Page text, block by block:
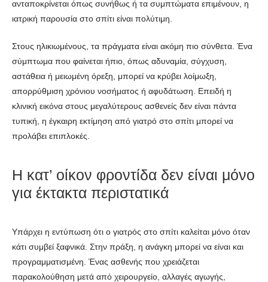
ανταποκρίνεται όπως συνήθως ή τα συμπτώματα επιμένουν, η
ιατρική παρουσία στο σπίτι είναι πολύτιμη.
Στους ηλικιωμένους, τα πράγματα είναι ακόμη πιο σύνθετα. Ένα
σύμπτωμα που φαίνεται ήπιο, όπως αδυναμία, σύγχυση,
αστάθεια ή μειωμένη όρεξη, μπορεί να κρύβει λοίμωξη,
απορρύθμιση χρόνιου νοσήματος ή αφυδάτωση. Επειδή η
κλινική εικόνα στους μεγαλύτερους ασθενείς δεν είναι πάντα
τυπική, η έγκαιρη εκτίμηση από γιατρό στο σπίτι μπορεί να
προλάβει επιπλοκές.
Η κατ’ οίκον φροντίδα δεν είναι μόνο
για έκτακτα περιστατικά
Υπάρχει η εντύπωση ότι ο γιατρός στο σπίτι καλείται μόνο όταν
κάτι συμβεί ξαφνικά. Στην πράξη, η ανάγκη μπορεί να είναι και
προγραμματισμένη. Ένας ασθενής που χρειάζεται
παρακολούθηση μετά από χειρουργείο, αλλαγές αγωγής,